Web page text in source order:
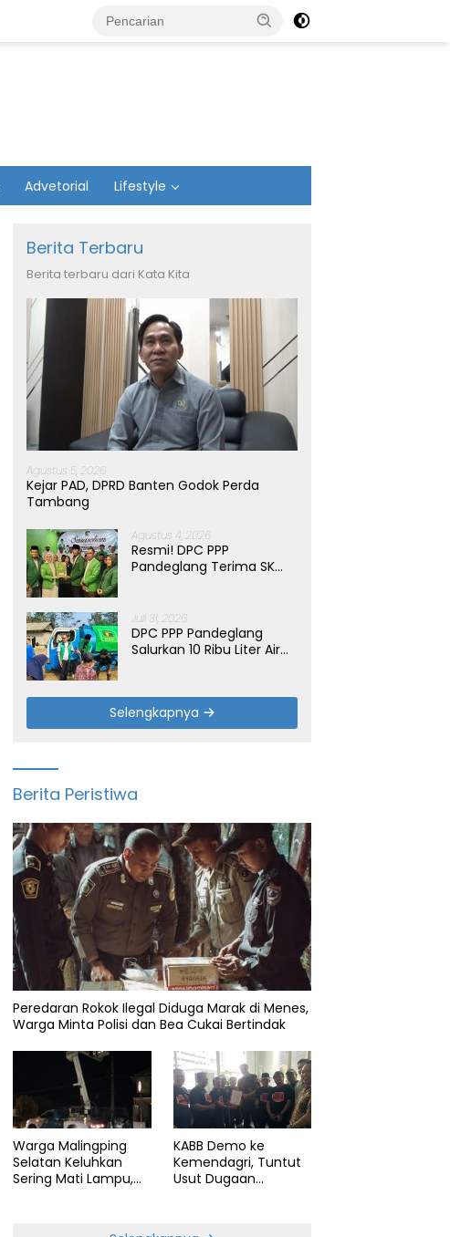
Advetorial Lifestyle
Berita Terbaru
Berita terbaru dari Kata Kita
Agustus 5, 2026
Kejar PAD, DPRD Banten Godok Perda
Tambang
Agustus 4, 2026
Resmi! DPC PPP
Pandeglang Terima SK
Juli 31, 2026
DPC PPP Pandeglang
Salurkan 10 Ribu Liter Air
Patia
Selengkapnya
Berita Peristiwa
Peredaran Rokok Ilegal Diduga Marak di Menes,
Warga Minta Polisi dan Bea Cukai Bertindak
Warga Malingping
Selatan Keluhkan
Sering Mati Lampu,
KABB Demo ke
Kemendagri, Tuntut
Usut Dugaan